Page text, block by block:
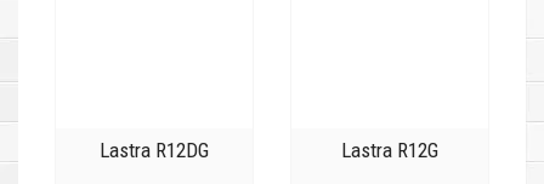
Lastra R12DG Lastra R12G